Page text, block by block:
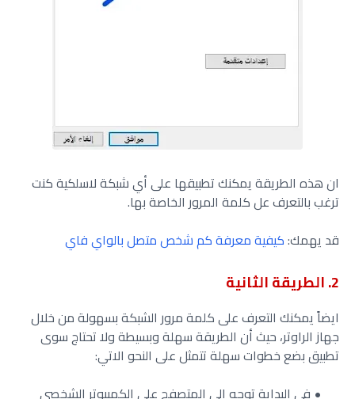
ان هذه الطريقة يمكنك تطبيقها على أي شبكة لاسلكية كنت
ترغب بالتعرف عل كلمة المرور الخاصة بها.
قد يهمك:كيفية معرفة كم شخص متصل بالواي فاي
2. الطريقة الثانية
ايضاً يمكنك التعرف على كلمة مرور الشبكة بسهولة من خلال
جهاز الراوتر، حيث أن الطريقة سهلة وبسيطة ولا تحتاج سوى
تطبيق بضع خطوات سهلة تتمثل على النحو الاتي:
في البداية توجه إلى المتصفح على الكمبيوتر الشخصي